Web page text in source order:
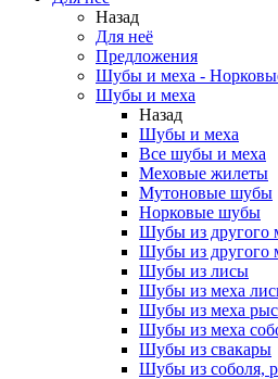
Назад
Для неё
Предложения
Шубы и меха -
Шубы и меха
Назад
Шубы и меха
Все шубы и меха
Меховые жилеты
Мутоновые шубы
Норковые шубы
Шубы из другого
Шубы из другого
Шубы из лисы
Шубы из меха
Шубы из меха
Шубы из меха
Шубы из свакары
Шубы из соболя,